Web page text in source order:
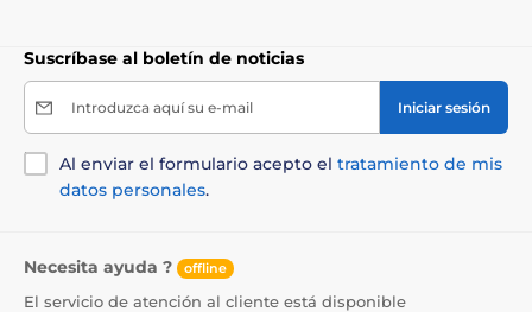
Suscríbase al boletín de noticias
Introduzca aquí su e-mail Iniciar sesión
Al enviar el formulario acepto el tratamiento de mis
datos personales.
Necesita ayuda ? offline
El servicio de atención al cliente está disponible